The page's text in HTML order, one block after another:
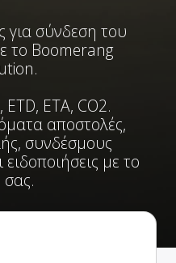
σύνδεση του
το Boomerang
ETD, ETA, CO2.
αποστολές,
συνδέσμους
με το